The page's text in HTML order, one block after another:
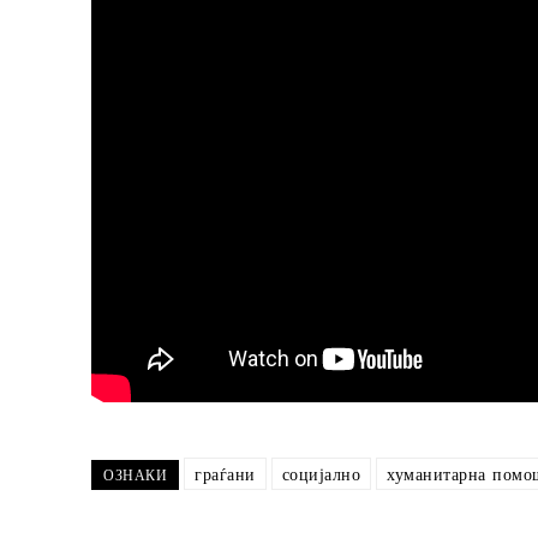
ОЗНАКИ граѓани социјално хуманитарна